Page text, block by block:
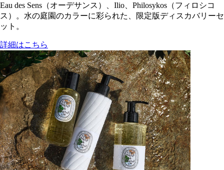
Eau des Sens（オーデサンス）、Ilio、Philosykos（フィロシコ
ス）。水の庭園のカラーに彩られた、限定版ディスカバリーセ
ット。
詳細はこちら